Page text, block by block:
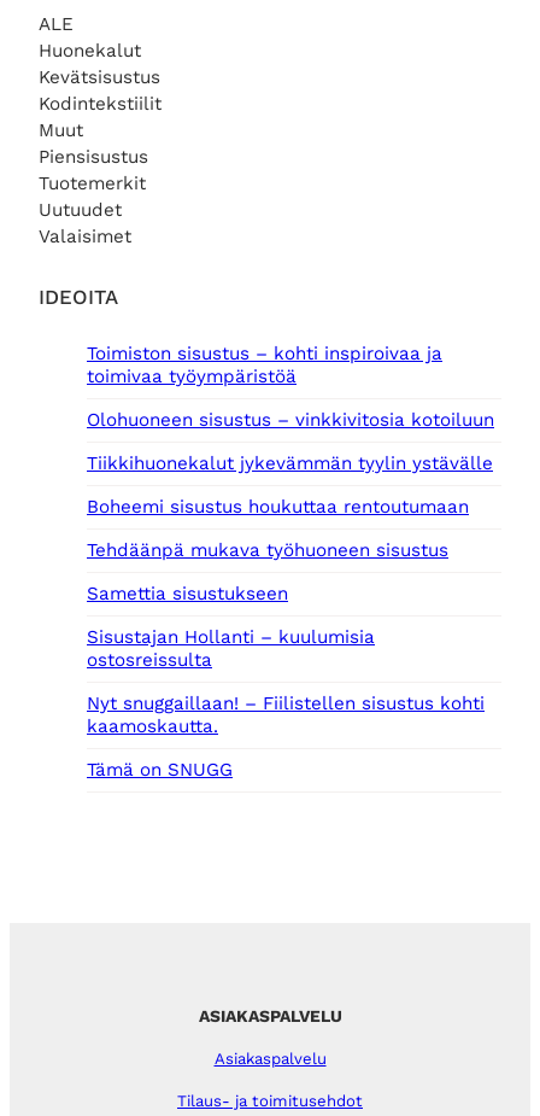
ALE
Huonekalut
Kevätsisustus
Kodintekstiilit
Muut
Piensisustus
Tuotemerkit
Uutuudet
Valaisimet
IDEOITA
Toimiston sisustus – kohti inspiroivaa ja
toimivaa työympäristöä
Olohuoneen sisustus – vinkkivitosia kotoiluun
Tiikkihuonekalut jykevämmän tyylin ystävälle
Boheemi sisustus houkuttaa rentoutumaan
Tehdäänpä mukava työhuoneen sisustus
Samettia sisustukseen
Sisustajan Hollanti – kuulumisia
ostosreissulta
Nyt snuggaillaan! – Fiilistellen sisustus kohti
kaamoskautta.
Tämä on SNUGG
ASIAKASPALVELU
Asiakaspalvelu
Tilaus- ja toimitusehdot